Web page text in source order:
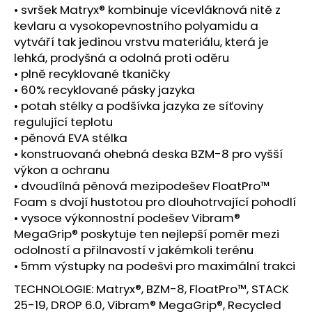
• svršek Matryx® kombinuje vícevláknová nitě z
kevlaru a vysokopevnostního polyamidu a
vytváří tak jedinou vrstvu materiálu, která je
lehká, prodyšná a odolná proti oděru
• plně recyklované tkaničky
• 60% recyklované pásky jazyka
• potah stélky a podšívka jazyka ze síťoviny
regulující teplotu
• pěnová EVA stélka
• konstruovaná ohebná deska BZM-8 pro vyšší
výkon a ochranu
• dvoudílná pěnová mezipodešev FloatPro™
Foam s dvojí hustotou pro dlouhotrvající pohodlí
• vysoce výkonnostní podešev Vibram®
MegaGrip® poskytuje ten nejlepší poměr mezi
odolností a přilnavostí v jakémkoli terénu
• 5mm výstupky na podešvi pro maximální trakci
TECHNOLOGIE: Matryx®, BZM-8, FloatPro™, STACK
25-19, DROP 6.0, Vibram® MegaGrip®, Recycled
m
e
BOTY
CRAFT
NORDLITE
SPEED
2
ČERNÁ
490
Kč